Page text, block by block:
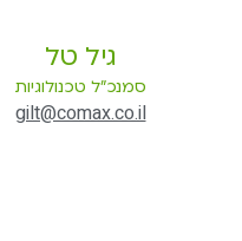
גיל טל
סמנכ"ל טכנולוגיות
gilt@comax.co.il